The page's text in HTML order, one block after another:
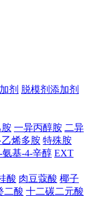
剂 脱模剂添加剂
胺 一异丙醇胺 二异
乙烯多胺 特殊胺
氨基-4-辛醇 EXT
酸 肉豆蔻酸 椰子
二酸 十二碳二元酸